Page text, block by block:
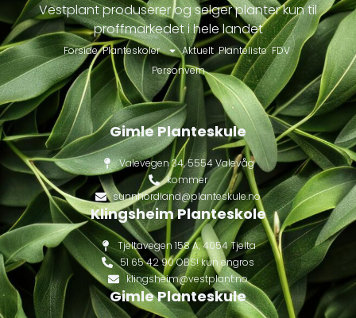
Vestplant produserer og selger planter kun til
proffmarkedet i hele landet
Forside Planteskoler Aktuelt Planteliste FDV
Personvern
Gimle Planteskule
Valevegen 34, 5554 Valevåg
kommer
sunnhordland@planteskule.no
Klingsheim Planteskole
Tjeltavegen 158 A, 4054 Tjelta
51 65 42 90 OBS! kun engros
klingsheim@vestplant.no
Gimle Planteskule